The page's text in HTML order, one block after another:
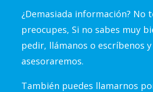
¿Demasiada información? No
preocupes, Si no sabes muy
pedir, llámanos o escríbenos
asesoraremos.
También puedes llamarnos